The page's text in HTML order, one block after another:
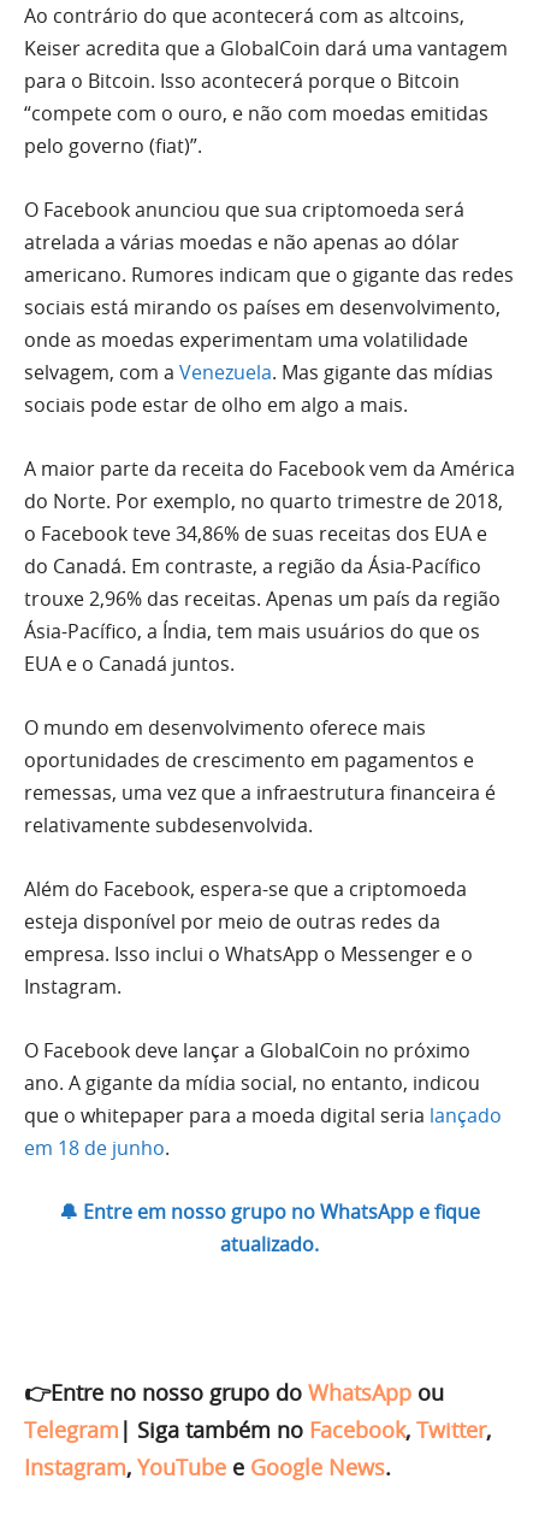
Ao contrário do que acontecerá com as altcoins,
Keiser acredita que a GlobalCoin dará uma vantagem
para o Bitcoin. Isso acontecerá porque o Bitcoin
“compete com o ouro, e não com moedas emitidas
pelo governo (fiat)”.
O Facebook anunciou que sua criptomoeda será
atrelada a várias moedas e não apenas ao dólar
americano. Rumores indicam que o gigante das redes
sociais está mirando os países em desenvolvimento,
onde as moedas experimentam uma volatilidade
selvagem, com a Venezuela. Mas gigante das mídias
sociais pode estar de olho em algo a mais.
A maior parte da receita do Facebook vem da América
do Norte. Por exemplo, no quarto trimestre de 2018,
o Facebook teve 34,86% de suas receitas dos EUA e
do Canadá. Em contraste, a região da Ásia-Pacífico
trouxe 2,96% das receitas. Apenas um país da região
Ásia-Pacífico, a Índia, tem mais usuários do que os
EUA e o Canadá juntos.
O mundo em desenvolvimento oferece mais
oportunidades de crescimento em pagamentos e
remessas, uma vez que a infraestrutura financeira é
relativamente subdesenvolvida.
Além do Facebook, espera-se que a criptomoeda
esteja disponível por meio de outras redes da
empresa. Isso inclui o WhatsApp o Messenger e o
Instagram.
O Facebook deve lançar a GlobalCoin no próximo
ano. A gigante da mídia social, no entanto, indicou
que o whitepaper para a moeda digital seria lançado
em 18 de junho.
🔔 Entre em nosso grupo no WhatsApp e fique
atualizado.
👉Entre no nosso grupo do WhatsApp ou
Telegram | Siga também no Facebook, Twitter,
Instagram, YouTube e Google News.